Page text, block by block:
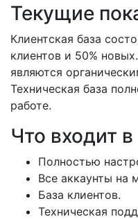
Текущие
Клиентская база
клиентов и 50%
являются
Техническая база
работе.
Что входит
Полностью
Все аккаунты на
База клиентов.
Техническая